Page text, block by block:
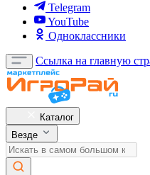
Telegram
YouTube
Одноклассники
Ссылка на главную
Каталог
Везде